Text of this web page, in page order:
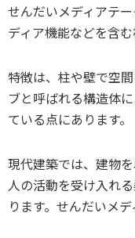
せんだいメディアテ
ディア機能などを含む
特徴は、柱や壁で空
ブと呼ばれる構造体
ている点にあります。
現代建築では、建物
人の活動を受け入れ
ります。せんだいメ